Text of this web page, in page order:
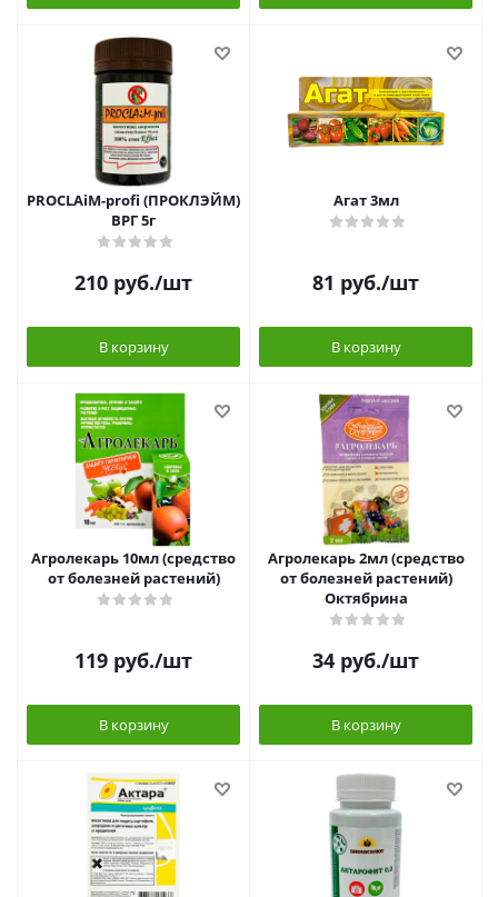
PROCLAiM-profi (ПРОКЛЭЙМ)
ВРГ 5г
210 руб./шт
В корзину
Агат 3мл
81 руб./шт
В корзину
Агролекарь 10мл (средство
от болезней растений)
119 руб./шт
В корзину
Агролекарь 2мл (средство
от болезней растений)
Октябрина
34 руб./шт
В корзину